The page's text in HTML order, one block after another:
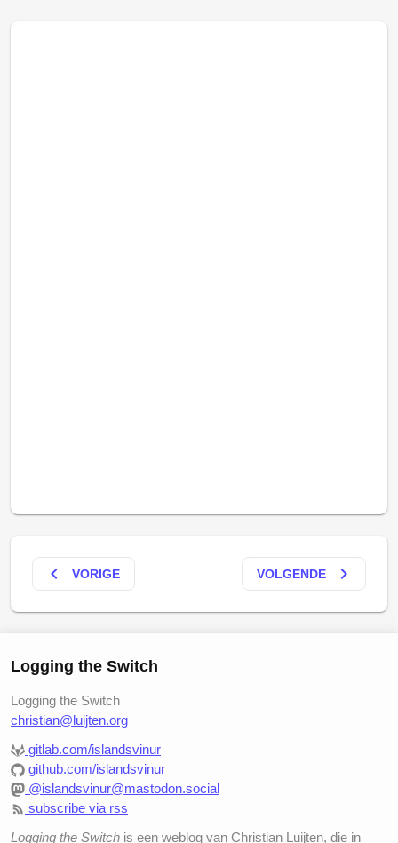
keyboard_arrow_left VORIGE VOLGENDE keyboard_arrow_right
Logging the Switch
Logging the Switch
christian@luijten.org
gitlab.com/islandsvinur
github.com/islandsvinur
@islandsvinur@mastodon.social
subscribe via rss
Logging the Switch is een weblog van Christian Luijten, die in